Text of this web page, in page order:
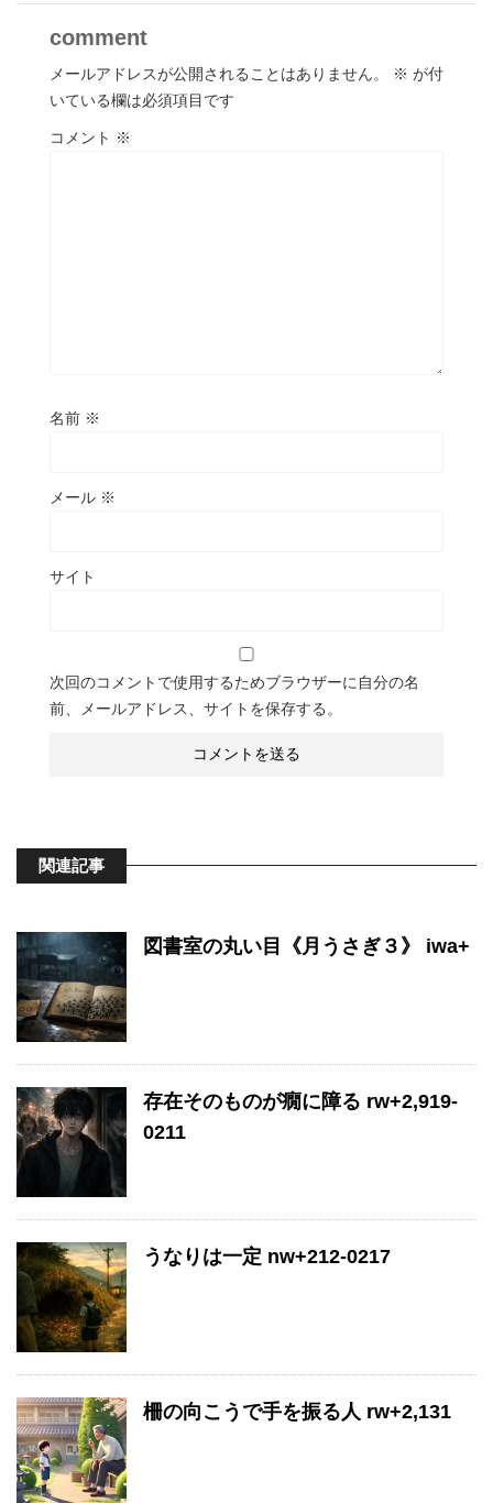
comment
メールアドレスが公開されることはありません。 ※ が付
いている欄は必須項目です
コメント ※
名前 ※
メール ※
サイト
次回のコメントで使用するためブラウザーに自分の名
前、メールアドレス、サイトを保存する。
関連記事
図書室の丸い目《月うさぎ３》 iwa+
存在そのものが癇に障る rw+2,919-
0211
うなりは一定 nw+212-0217
柵の向こうで手を振る人 rw+2,131